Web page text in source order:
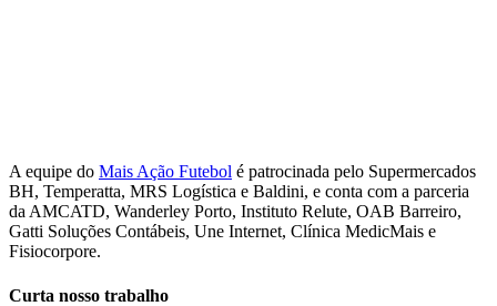
A equipe do Mais Ação Futebol é patrocinada pelo Supermercados
BH, Temperatta, MRS Logística e Baldini, e conta com a parceria
da AMCATD, Wanderley Porto, Instituto Relute, OAB Barreiro,
Gatti Soluções Contábeis, Une Internet, Clínica MedicMais e
Fisiocorpore.
Curta nosso trabalho